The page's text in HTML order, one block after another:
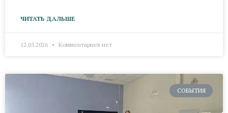
ЧИТАТЬ ДАЛЬШЕ
12.05.2026 Комментариев нет
СОБЫТИЯ